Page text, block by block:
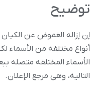
توضیح
إن إزاله الغموض عن
أنواع مختلفه من
الأسماء المختلفه متصله
التالیه، وهی مرجع الإعلان.